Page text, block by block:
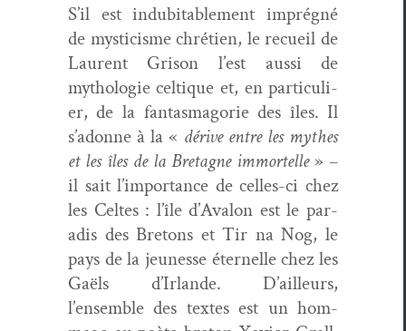
S’il est indu­bitable­ment imprégné
de mys­ti­cisme chré­tien, le recueil de
Lau­rent Gri­son l’est aus­si de
mytholo­gie cel­tique et, en par­ti­c­uli­
er, de la fan­tas­magorie des îles. Il
s’adonne à la « dérive entre les mythes
et les îles de la Bre­tagne immortelle» –
il sait l’importance de celles-ci chez
les Celtes : l’île d’Avalon est le par­
adis des Bre­tons et Tir na Nog, le
pays de la jeunesse éter­nelle chez les
Gaëls d’Irlande. D’ailleurs,
l’ensemble des textes est un hom­